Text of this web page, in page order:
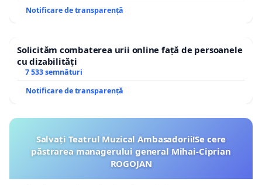
Notificare de transparență
Solicităm combaterea urii online față de persoanele
cu dizabilități
7 533 semnături
Notificare de transparență
Salvați Teatrul Muzical Ambasadorii!Se cere
păstrarea managerului general Mihai-Ciprian
ROGOJAN